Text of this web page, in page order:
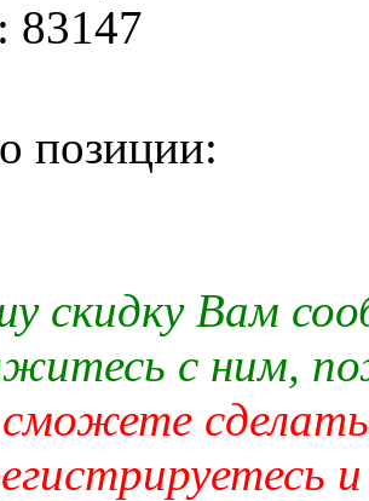
83147
позиции:
скидку Вам
с ним,
сделать